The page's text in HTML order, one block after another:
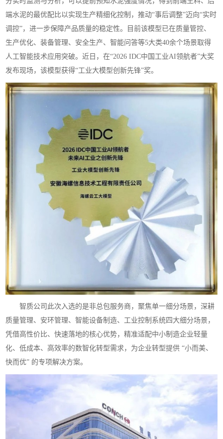
端水泥的最优配比以实现生产精细化控制，推动“事后调整”迈向“实时
调控”，进一步保障产品质量的稳定性。目前该模型已在质量管控、
生产优化、装备管理、安全生产、智能问答等5大类40余个场景取得
人工智能技术应用突破。近日，在“2026 IDC中国工业AI领航者”大奖
发布现场，该模型获得“工业大模型创新先锋”奖。
智质公司此次入选的是非总包服务商，聚焦单一细分场景，深耕
质量管理、安环管理、智能设备制造、工业控制系统四大细分场景，
凭借高性价比、快速落地的核心优势，精准适配中小制造企业轻量
化、低成本、高效率的数智化转型需求，为企业转型提供 “小而美、
快而优” 的专项解决方案。